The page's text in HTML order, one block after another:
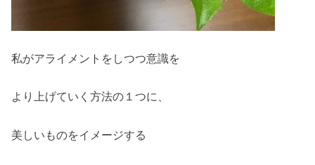
私がアライメントをしつつ意識を
より上げていく方法の１つに、
美しいものをイメージする